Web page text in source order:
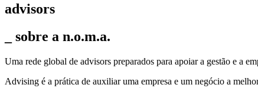
advisors
_ sobre a n.o.m.a.
Uma rede global de advisors preparados para apoiar a gestão e a
Advising é a prática de auxiliar uma empresa e um negócio a